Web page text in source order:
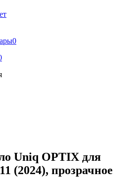
0
Uniq OPTIX для
(2024), прозрачное